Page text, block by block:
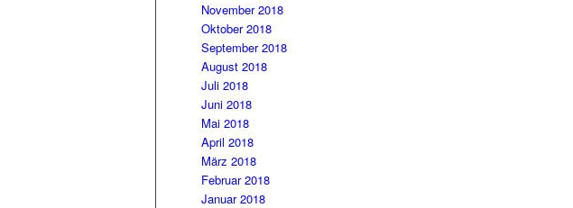
November 2018
Oktober 2018
September 2018
August 2018
Juli 2018
Juni 2018
Mai 2018
April 2018
März 2018
Februar 2018
Januar 2018